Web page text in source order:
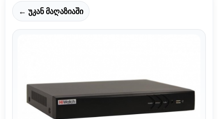
← უკან მაღაზიაში